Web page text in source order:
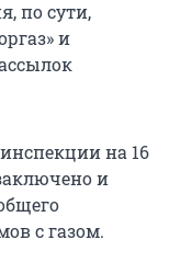
по сути,
и
на 16
и
с газом.